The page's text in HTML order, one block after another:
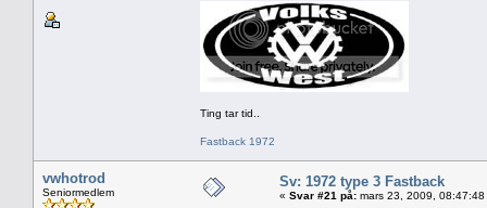
Ting tar tid..
Fastback 1972
vwhotrod
Seniormedlem
Sv: 1972 type 3 Fastback
« Svar #21 på: mars 23, 2009, 08:47:48